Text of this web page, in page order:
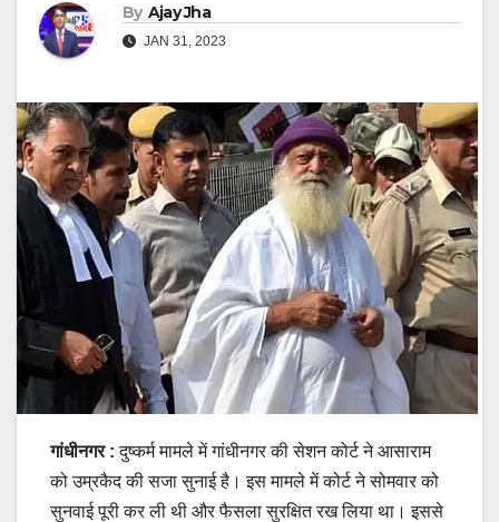
By Ajay Jha
JAN 31, 2023
गांधीनगर :दुष्कर्म मामले में गांधीनगर की सेशन कोर्ट ने आसाराम
को उम्रकैद की सजा सुनाई है। इस मामले में कोर्ट ने सोमवार को
सुनवाई पूरी कर ली थी और फैसला सुरक्षित रख लिया था। इससे